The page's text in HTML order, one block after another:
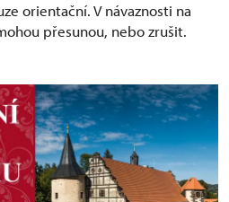
orientační. V návaznosti na
přesunou, nebo zrušit.